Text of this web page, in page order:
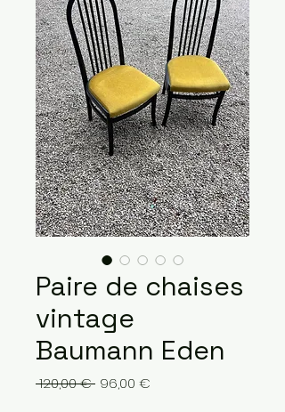
Paire de chaises
vintage
Baumann Eden
120,00 € Prix
96,00 €